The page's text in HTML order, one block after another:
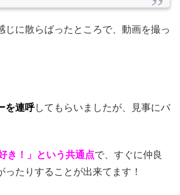
じに散らばったところで、動画を撮っ
を連呼してもらいましたが、見事にバ
き！」という共通点で、すぐに仲良
ったりすることが出来てます！